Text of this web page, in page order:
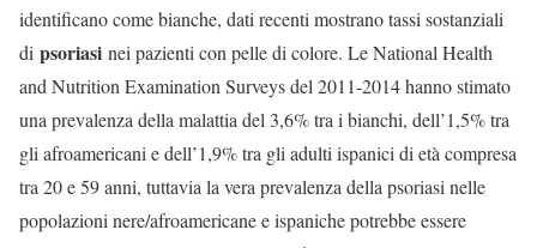
identificano come bianche, dati recenti mostrano tassi sostanziali
di psoriasi nei pazienti con pelle di colore. Le National Health
and Nutrition Examination Surveys del 2011-2014 hanno stimato
una prevalenza della malattia del 3,6% tra i bianchi, dell’1,5% tra
gli afroamericani e dell’1,9% tra gli adulti ispanici di età compresa
tra 20 e 59 anni, tuttavia la vera prevalenza della psoriasi nelle
popolazioni nere/afroamericane e ispaniche potrebbe essere